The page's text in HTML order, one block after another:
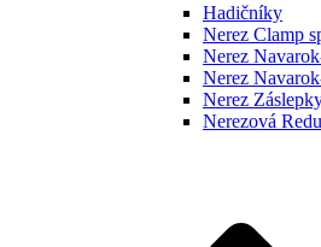
Hadičníky
Nerez Clamp
Nerez
Nerez
Nerez
Nerezová